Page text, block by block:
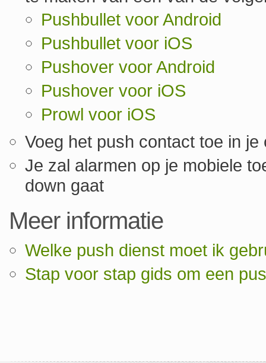
Pushbullet voor Android
Pushbullet voor iOS
Pushover voor Android
Pushover voor iOS
Prowl voor iOS
Voeg het push contact toe in je
Je zal alarmen op je mobiele
down gaat
Meer informatie
Welke push dienst moet ik
Stap voor stap gids om een